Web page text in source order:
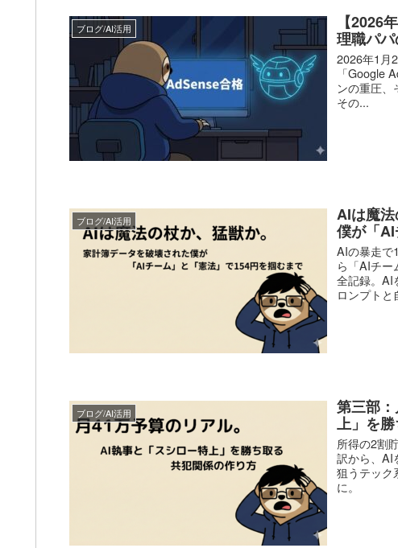
ブログ/AI活用
【2026
理職パ
2026年1月
「Google
ンの重圧、
その...
ブログ/AI活用
AIは魔
僕が「
AIの暴走で
ら「AIチ
全記録。AI
ロンプトと
ブログ/AI活用
第三部
上」を
所得の2割
訳から、AI
狙うテック
に。